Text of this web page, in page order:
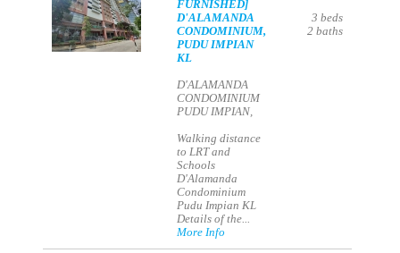
FURNISHED]
D'ALAMANDA
CONDOMINIUM,
PUDU IMPIAN
KL
D'ALAMANDA
CONDOMINIUM
PUDU IMPIAN,
Walking distance
to LRT and
Schools
D'Alamanda
Condominium
Pudu Impian KL
Details of the...
More Info
3 beds
2 baths